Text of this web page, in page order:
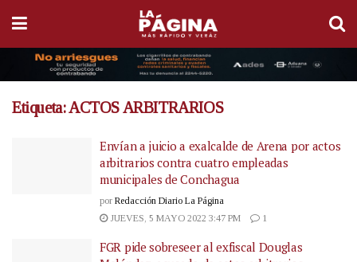
Etiqueta:ACTOS ARBITRARIOS
Envían a juicio a exalcalde de Arena por actos
arbitrarios contra cuatro empleadas
municipales de Conchagua
por Redacción Diario La Página
JUEVES, 5 MAYO 2022 3:47 PM
1
FGR pide sobreseer al exfiscal Douglas